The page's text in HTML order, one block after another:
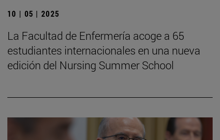
10 | 05 | 2025
La Facultad de Enfermería acoge a 65
estudiantes internacionales en una nueva
edición del Nursing Summer School